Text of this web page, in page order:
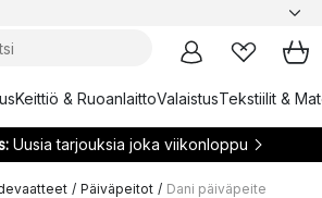
Keittiö & RuoanlaittoValaistusTekstiilit &
Uusia tarjouksia joka viikonloppu
/ Päiväpeitot / Dani päiväpeite